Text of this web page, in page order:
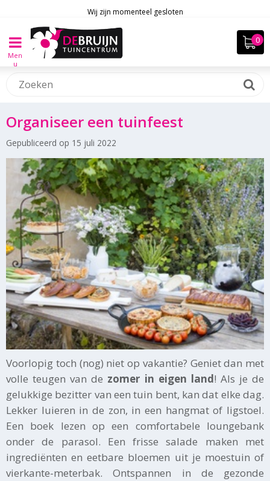
Men
u
Wij zijn momenteel gesloten
Organiseer een tuinfeest
Gepubliceerd op 15 juli 2022
Voorlopig toch (nog) niet op vakantie? Geniet dan met
volle teugen van de zomer in eigen land! Als je de
gelukkige bezitter van een tuin bent, kan dat elke dag.
Lekker luieren in de zon, in een hangmat of ligstoel.
Een boek lezen op een comfortabele loungebank
onder de parasol. Een frisse salade maken met
ingrediënten en eetbare bloemen uit je moestuin of
vierkante-meterbak. Ontspannen in de gezonde